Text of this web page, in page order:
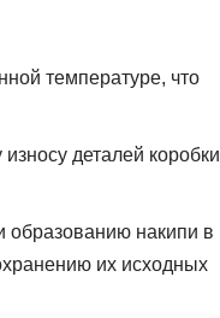
температуре, что
деталей коробки
образованию накипи в
их исходных